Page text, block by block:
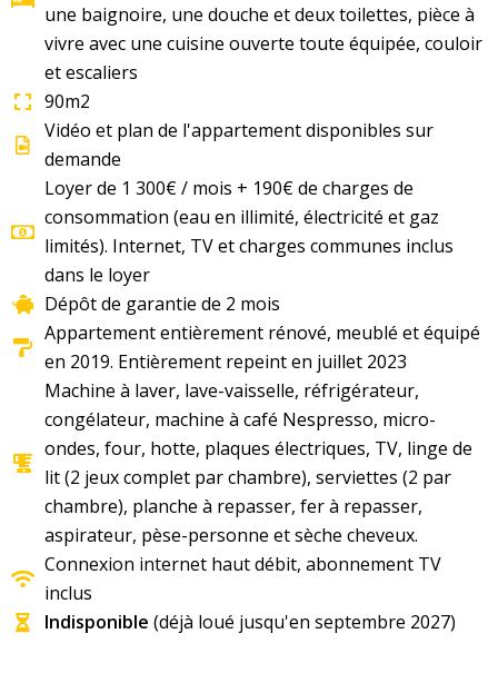
une baignoire, une douche et deux toilettes, pièce à
vivre avec une cuisine ouverte toute équipée, couloir
et escaliers
90m2
Vidéo et plan de l'appartement disponibles sur
demande
Loyer de 1 300€ / mois + 190€ de charges de
consommation (eau en illimité, électricité et gaz
limités). Internet, TV et charges communes inclus
dans le loyer
Dépôt de garantie de 2 mois
Appartement entièrement rénové, meublé et équipé
en 2019. Entièrement repeint en juillet 2023
Machine à laver, lave-vaisselle, réfrigérateur,
congélateur, machine à café Nespresso, micro-
ondes, four, hotte, plaques électriques, TV, linge de
lit (2 jeux complet par chambre), serviettes (2 par
chambre), planche à repasser, fer à repasser,
aspirateur, pèse-personne et sèche cheveux.
Connexion internet haut débit, abonnement TV
inclus
Indisponible(déjà loué jusqu'en septembre 2027)